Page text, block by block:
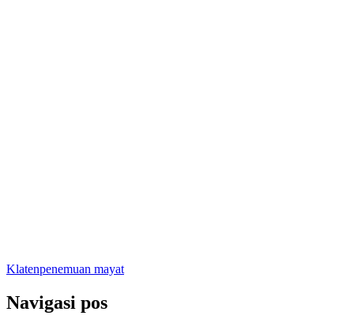
Klatenpenemuan mayat
Navigasi pos